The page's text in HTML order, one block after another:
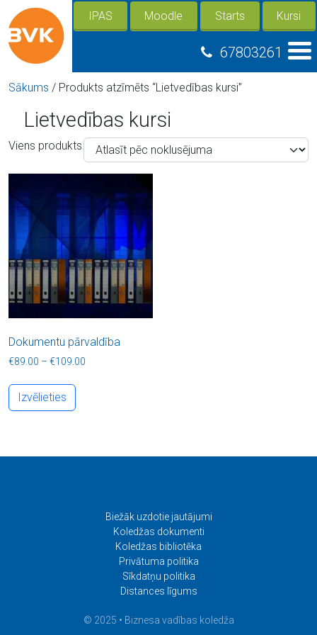
67803261
IPAS Moodle Starts Kursi
Sākums / Produkts atzīmēts “Lietvedības kursi”
Lietvedības kursi
Viens produkts
Dokumentu pārvaldība
€89.00 – €109.00
Izvēlieties
Biežāk uzdotie jautājumi
Koledžas dokumenti
Koledžas bibliotēka
Privātuma politika
Sīkdatņu politika
Distances līgums
© 2025 • Biznesa vadības koledža